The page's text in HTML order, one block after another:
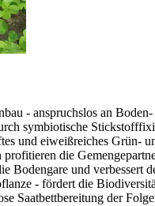
- anspruchslos an
symbiotische
und eiweißreiches Grün-
die
Bodengare und verbessert
- fördert die
Saatbettbereitung der